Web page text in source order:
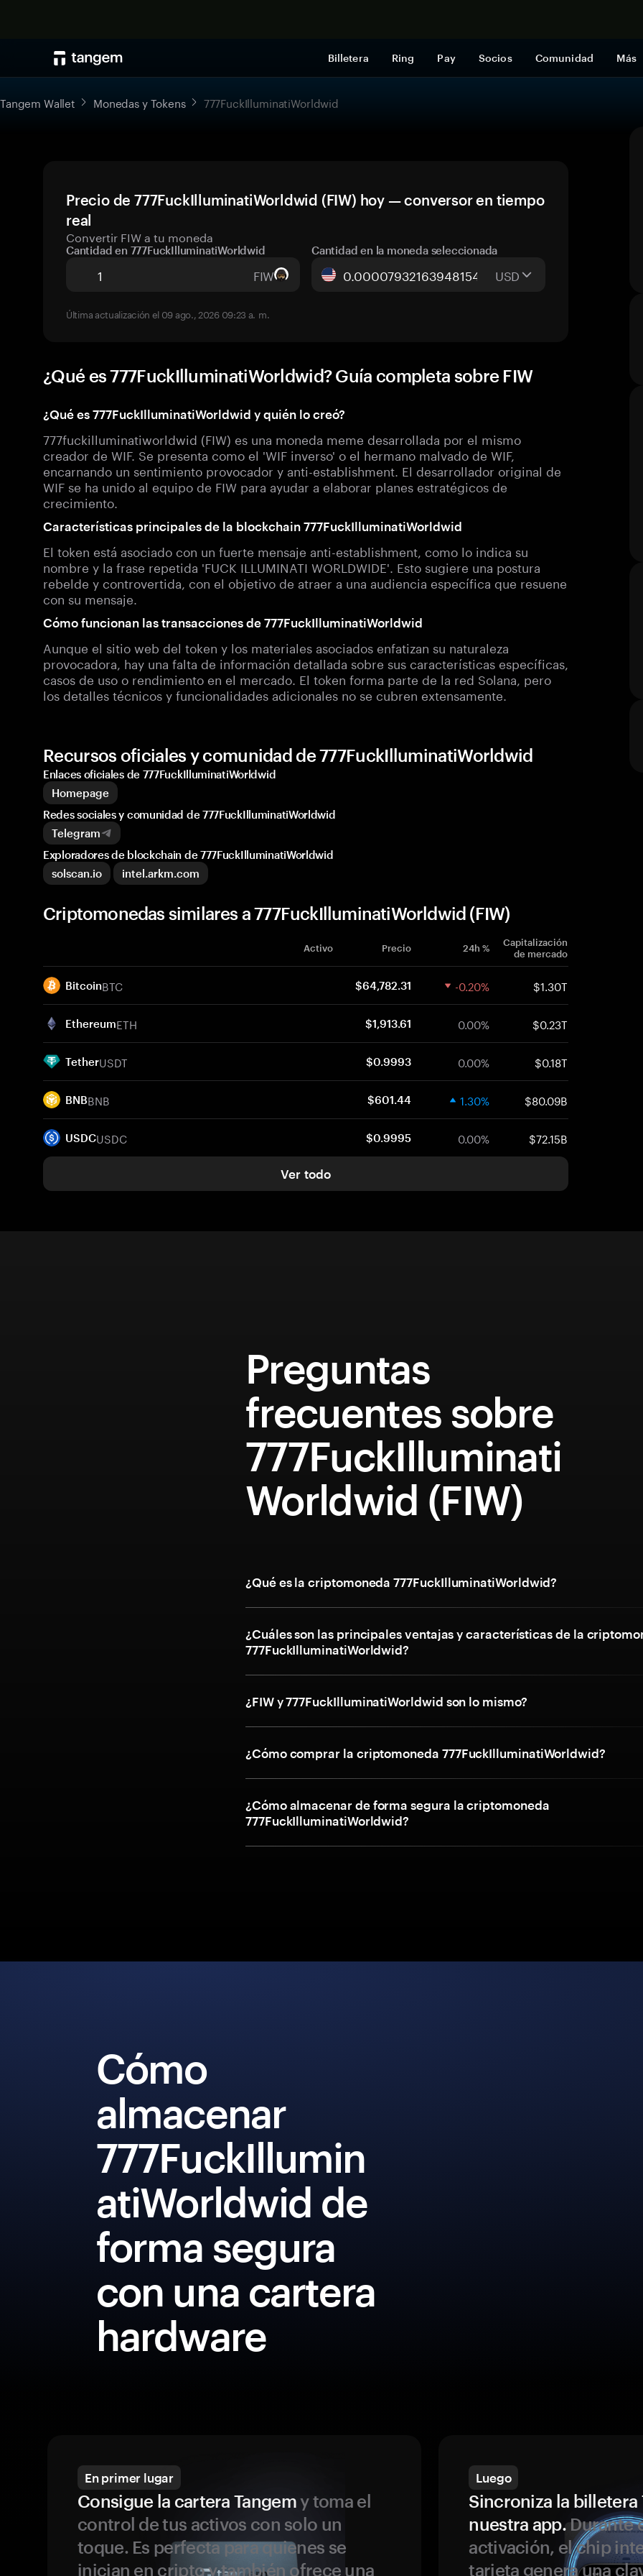
Billetera Ring Pay Socios Comunidad Más
Tangem Wallet Monedas y Tokens 777FuckIlluminatiWorldwid
Precio de 777FuckIlluminatiWorldwid (FIW) hoy — conversor en tiempo
real
Convertir FIW a tu moneda
Cantidad en 777FuckIlluminatiWorldwid
FIW
Cantidad en la moneda seleccionada
USD
Última actualización el 09 ago., 2026 09:23 a. m.
¿Qué es 777FuckIlluminatiWorldwid? Guía completa sobre FIW
¿Qué es 777FuckIlluminatiWorldwid y quién lo creó?
777fuckilluminatiworldwid (FIW) es una moneda meme desarrollada por el mismo
creador de WIF. Se presenta como el 'WIF inverso' o el hermano malvado de WIF,
encarnando un sentimiento provocador y anti-establishment. El desarrollador original de
WIF se ha unido al equipo de FIW para ayudar a elaborar planes estratégicos de
crecimiento.
Características principales de la blockchain 777FuckIlluminatiWorldwid
El token está asociado con un fuerte mensaje anti-establishment, como lo indica su
nombre y la frase repetida 'FUCK ILLUMINATI WORLDWIDE'. Esto sugiere una postura
rebelde y controvertida, con el objetivo de atraer a una audiencia específica que resuene
con su mensaje.
Cómo funcionan las transacciones de 777FuckIlluminatiWorldwid
Aunque el sitio web del token y los materiales asociados enfatizan su naturaleza
provocadora, hay una falta de información detallada sobre sus características específicas,
casos de uso o rendimiento en el mercado. El token forma parte de la red Solana, pero
los detalles técnicos y funcionalidades adicionales no se cubren extensamente.
Recursos oficiales y comunidad de 777FuckIlluminatiWorldwid
Enlaces oficiales de 777FuckIlluminatiWorldwid
Homepage
Redes sociales y comunidad de 777FuckIlluminatiWorldwid
Telegram
Exploradores de blockchain de 777FuckIlluminatiWorldwid
solscan.io
intel.arkm.com
Criptomonedas similares a 777FuckIlluminatiWorldwid (FIW)
Activo Precio 24h %
Capitalización
de mercado
BitcoinBTC $64,782.31 -0.20% $1.30T
EthereumETH $1,913.61 0.00% $0.23T
TetherUSDT $0.9993 0.00% $0.18T
BNBBNB $601.44 1.30% $80.09B
USDCUSDC $0.9995 0.00% $72.15B
Ver todo
Preguntas
frecuentes sobre
777FuckIlluminati
Worldwid (FIW)
¿Qué es la criptomoneda 777FuckIlluminatiWorldwid?
¿Cuáles son las principales ventajas y características de la
777FuckIlluminatiWorldwid?
¿FIW y 777FuckIlluminatiWorldwid son lo mismo?
¿Cómo comprar la criptomoneda 777FuckIlluminatiWorldwid?
¿Cómo almacenar de forma segura la criptomoneda
777FuckIlluminatiWorldwid?
Cómo
almacenar
777FuckIllumin
atiWorldwid de
forma segura
con una cartera
hardware
En primer lugar
Consigue la cartera Tangemy toma el
control de tus activos con solo un
toque. Es perfecta para quienes se
inician en cripto y también ofrece una
Luego
Sincroniza la billetera
nuestra app.Durante
activación, el chip
tarjeta genera una